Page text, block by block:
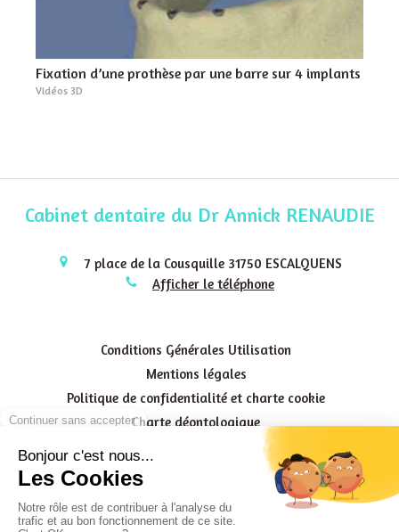
Fixation d’une prothèse par une barre sur 4 implants
Vidéos 3D
Cabinet dentaire du Dr Annick RENAUDIE
7 place de la Cousquille 31750 ESCALQUENS
Afficher le téléphone
Conditions Générales Utilisation
Mentions légales
Politique de confidentialité et charte cookie
Charte déontologique
Annuaires chirurgiens dentistes
HYGIÈNE & ASEPSIE
HONORAIRES & REMBOURSEMENT